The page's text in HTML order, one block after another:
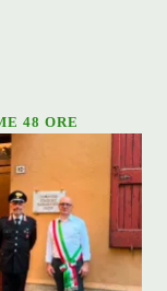
48 ORE